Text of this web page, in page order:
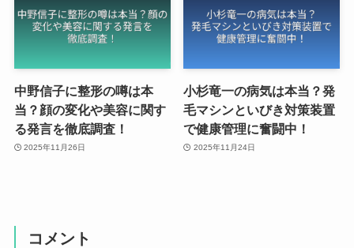
中野信子に整形の噂は本
当？顔の変化や美容に関す
る発言を徹底調査！
2025年11月26日
小杉竜一の病気は本当？発
毛マシンといびき対策装置
で健康管理に奮闘中！
2025年11月24日
コメント